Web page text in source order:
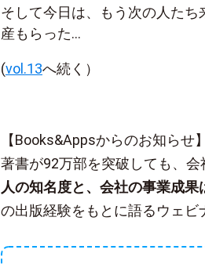
そして今日は、もう次の人た
産もらった…
(vol.13へ続く）
【Books&Appsからのお知らせ】
著書が92万部を突破しても、会
人の知名度と、会社の事業成
の出版経験をもとに語るウェビ